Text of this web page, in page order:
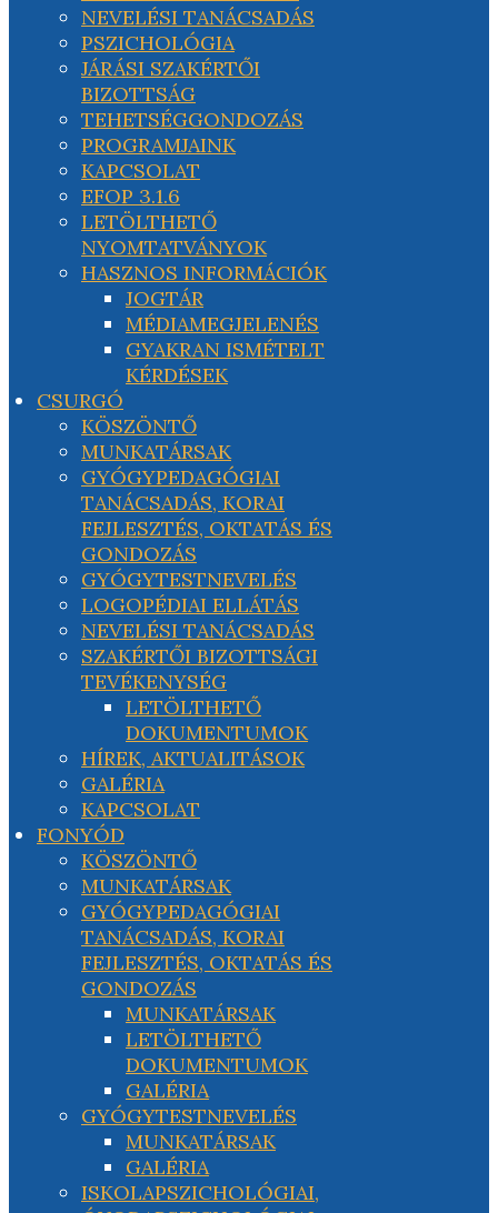
NEVELÉSI TANÁCSADÁS
PSZICHOLÓGIA
JÁRÁSI SZAKÉRTŐI
BIZOTTSÁG
TEHETSÉGGONDOZÁS
PROGRAMJAINK
KAPCSOLAT
EFOP 3.1.6
LETÖLTHETŐ
NYOMTATVÁNYOK
HASZNOS INFORMÁCIÓK
JOGTÁR
MÉDIAMEGJELENÉS
GYAKRAN ISMÉTELT
KÉRDÉSEK
CSURGÓ
KÖSZÖNTŐ
MUNKATÁRSAK
GYÓGYPEDAGÓGIAI
TANÁCSADÁS, KORAI
FEJLESZTÉS, OKTATÁS ÉS
GONDOZÁS
GYÓGYTESTNEVELÉS
LOGOPÉDIAI ELLÁTÁS
NEVELÉSI TANÁCSADÁS
SZAKÉRTŐI BIZOTTSÁGI
TEVÉKENYSÉG
LETÖLTHETŐ
DOKUMENTUMOK
HÍREK, AKTUALITÁSOK
GALÉRIA
KAPCSOLAT
FONYÓD
KÖSZÖNTŐ
MUNKATÁRSAK
GYÓGYPEDAGÓGIAI
TANÁCSADÁS, KORAI
FEJLESZTÉS, OKTATÁS ÉS
GONDOZÁS
MUNKATÁRSAK
LETÖLTHETŐ
DOKUMENTUMOK
GALÉRIA
GYÓGYTESTNEVELÉS
MUNKATÁRSAK
GALÉRIA
ISKOLAPSZICHOLÓGIAI,